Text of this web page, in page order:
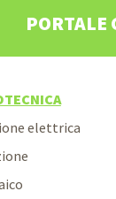
PORTALE
elettrica